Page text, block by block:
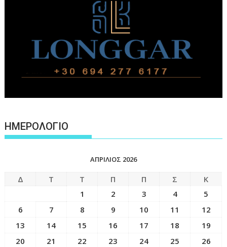
ΗΜΕΡΟΛΟΓΙΟ
ΑΠΡΊΛΙΟΣ 2026
Δ Τ Τ Π Π Σ
Κ
1
2 3 4
5
6
7 8 9 10 11
12
13
14 15 16 17 18
19
20
21 22 23 24 25
26